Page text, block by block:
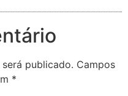
publicado. Campos
*